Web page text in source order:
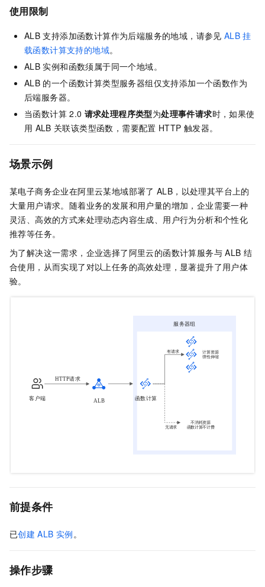
使用限制
ALB 支持添加函数计算作为后端服务的地域，请参见 ALB 挂
载函数计算支持的地域。
ALB 实例和函数须属于同一个地域。
ALB 的一个函数计算类型服务器组仅支持添加一个函数作为
后端服务器。
当函数计算 2.0 请求处理程序类型为处理事件请求时，如果使
用 ALB 关联该类型函数，需要配置 HTTP 触发器。
场景示例
某电子商务企业在阿里云某地域部署了 ALB，以处理其平台上的
大量用户请求。随着业务的发展和用户量的增加，企业需要一种
灵活、高效的方式来处理动态内容生成、用户行为分析和个性化
推荐等任务。
为了解决这一需求，企业选择了阿里云的函数计算服务与 ALB 结
合使用，从而实现了对以上任务的高效处理，显著提升了用户体
验。
前提条件
已创建 ALB 实例 。
操作步骤